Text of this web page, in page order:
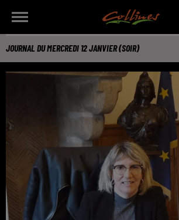
JOURNAL DU MERCREDI 12 JANVIER (SOIR)